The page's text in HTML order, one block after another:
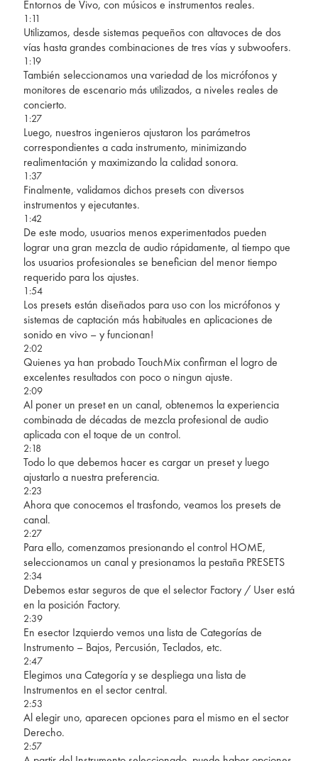
Entornos de Vivo, con músicos e instrumentos reales.
1:11
Utilizamos, desde sistemas pequeños con altavoces de dos
vías hasta grandes combinaciones de tres vías y subwoofers.
1:19
También seleccionamos una variedad de los micrófonos y
monitores de escenario más utilizados, a niveles reales de
concierto.
1:27
Luego, nuestros ingenieros ajustaron los parámetros
correspondientes a cada instrumento, minimizando
realimentación y maximizando la calidad sonora.
1:37
Finalmente, validamos dichos presets con diversos
instrumentos y ejecutantes.
1:42
De este modo, usuarios menos experimentados pueden
lograr una gran mezcla de audio rápidamente, al tiempo que
los usuarios profesionales se benefician del menor tiempo
requerido para los ajustes.
1:54
Los presets están diseñados para uso con los micrófonos y
sistemas de captación más habituales en aplicaciones de
sonido en vivo – y funcionan!
2:02
Quienes ya han probado TouchMix confirman el logro de
excelentes resultados con poco o ningun ajuste.
2:09
Al poner un preset en un canal, obtenemos la experiencia
combinada de décadas de mezcla profesional de audio
aplicada con el toque de un control.
2:18
Todo lo que debemos hacer es cargar un preset y luego
ajustarlo a nuestra preferencia.
2:23
Ahora que conocemos el trasfondo, veamos los presets de
canal.
2:27
Para ello, comenzamos presionando el control HOME,
seleccionamos un canal y presionamos la pestaña PRESETS
2:34
Debemos estar seguros de que el selector Factory / User está
en la posición Factory.
2:39
En esector Izquierdo vemos una lista de Categorías de
Instrumento – Bajos, Percusión, Teclados, etc.
2:47
Elegimos una Categoría y se despliega una lista de
Instrumentos en el sector central.
2:53
Al elegir uno, aparecen opciones para el mismo en el sector
Derecho.
2:57